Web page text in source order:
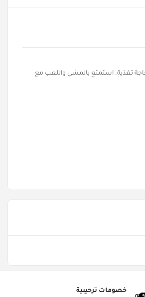
تغذية. استمتع بالمشي واللعب مع
خصومات ترحيبية